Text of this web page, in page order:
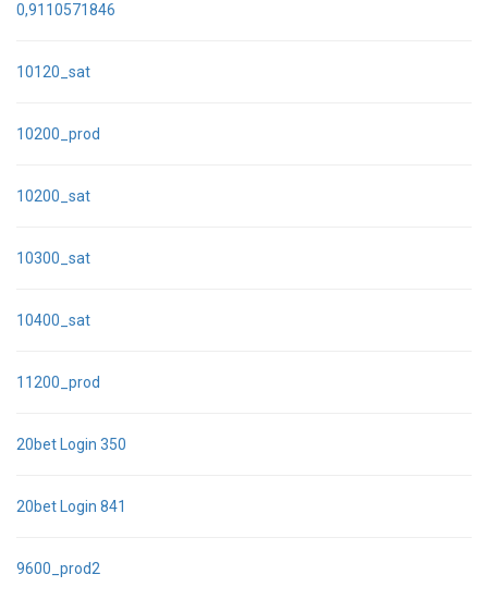
0,9110571846
10120_sat
10200_prod
10200_sat
10300_sat
10400_sat
11200_prod
20bet Login 350
20bet Login 841
9600_prod2